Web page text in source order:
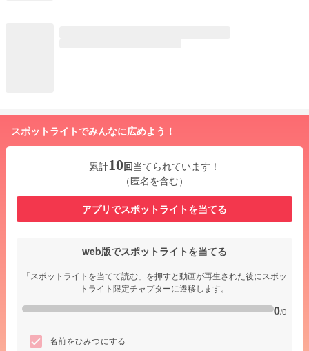
スポットライトでみんなに広めよう！
累計10回当てられています！
（匿名を含む）
アプリでスポットライトを当てる
web版でスポットライトを当てる
「スポットライトを当てて読む」を押すと動画が再生された後にスポッ
トライト限定チャプターに遷移します。
0/0
名前をひみつにする